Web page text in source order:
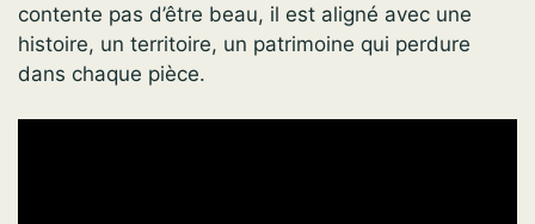
contente pas d’être beau, il est aligné avec une
histoire, un territoire, un patrimoine qui perdure
dans chaque pièce.